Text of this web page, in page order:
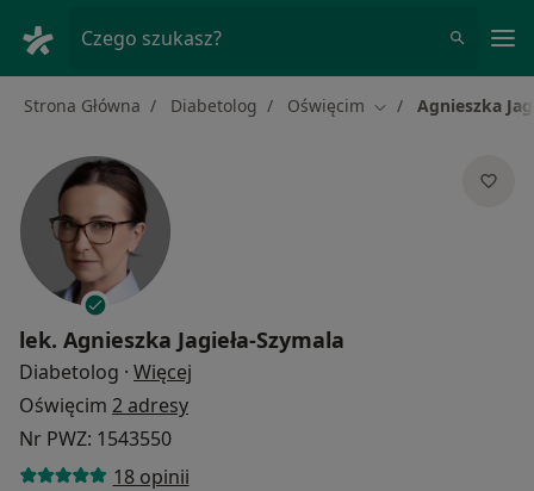
Czego szukasz?
Strona Główna Diabetolog Oświęcim Zmień miasto
Agnieszka
lek. Agnieszka Jagieła-Szymala
Diabetolog · Więcej
Oświęcim 2 adresy
Nr PWZ: 1543550
18 opinii